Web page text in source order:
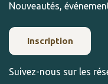
Nouveautés,
Inscription
Suivez-nous sur les